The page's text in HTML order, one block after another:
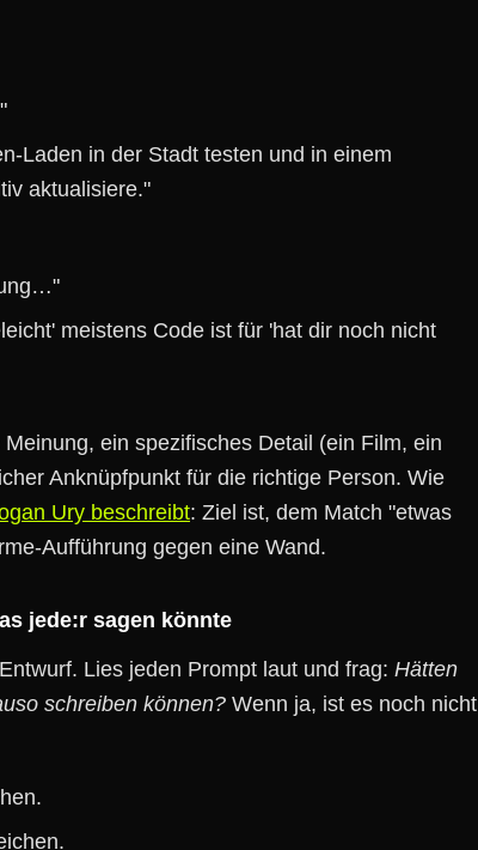
Laden in der Stadt testen und in einem
aktualisiere."
meistens Code ist für 'hat dir noch nicht
ein spezifisches Detail (ein Film, ein
Anknüpfpunkt für die richtige Person. Wie
Ury beschreibt: Ziel ist, dem Match "etwas
Aufführung gegen eine Wand.
jede:r sagen könnte
Lies jeden Prompt laut und frag: Hätten
schreiben können? Wenn ja, ist es noch nicht